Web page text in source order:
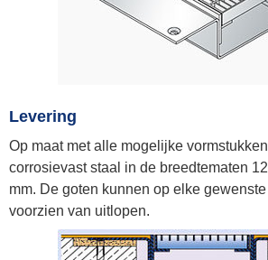
Levering
Op maat met alle mogelijke
corrosievast staal in de breedtematen
mm. De goten kunnen op elke
voorzien van uitlopen.